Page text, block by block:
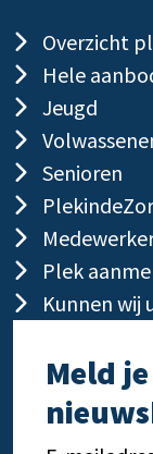
Overzicht
Hele
Jeugd
Senioren
Plek
Kunnen wij
Meld